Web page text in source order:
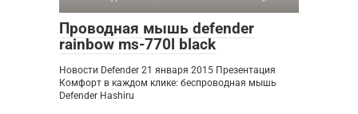
Проводная мышь defender
rainbow ms-770l black
Новости Defender 21 января 2015 Презентация
Комфорт в каждом клике: беспроводная мышь
Defender Hashiru